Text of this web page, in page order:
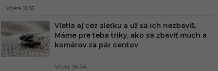
Včera 10:15
Vletia aj cez sieťku a už sa ich nezbavíš.
Máme pre teba triky, ako sa zbaviť múch a
komárov za pár centov
Včera 06:44